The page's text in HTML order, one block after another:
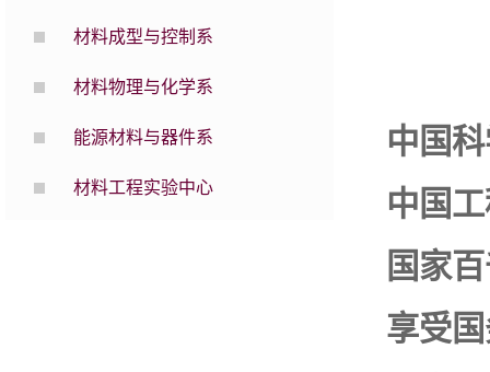
材料成型与控制系
材料物理与化学系
能源材料与器件系
材料工程实验中心
中国
中国
国家
享受